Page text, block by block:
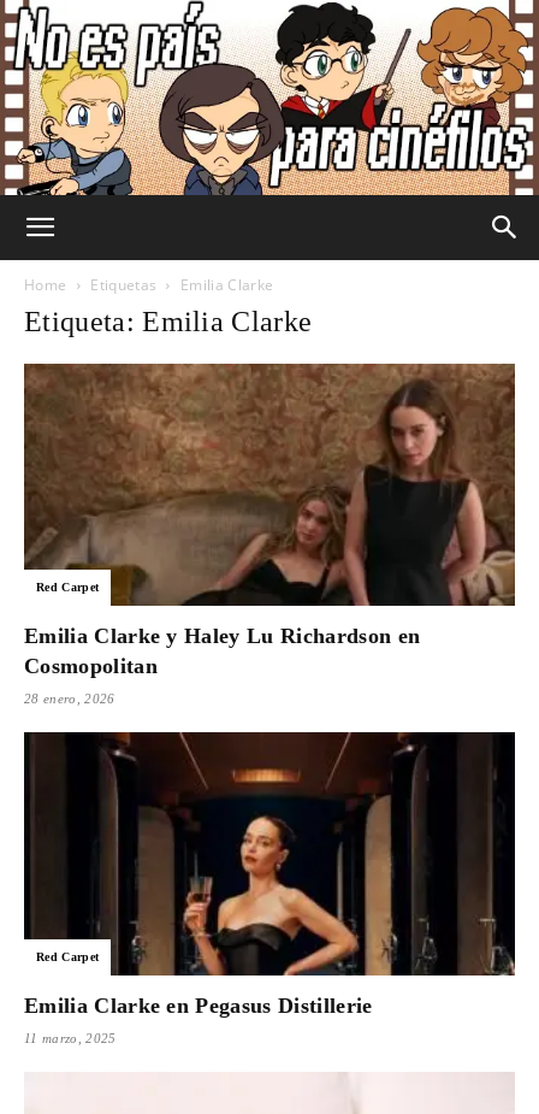
País
Para
Home Etiquetas Emilia Clarke
Etiqueta: Emilia Clarke
Red Carpet
Emilia Clarke y Haley Lu Richardson en
Cosmopolitan
28 enero, 2026
Red Carpet
Emilia Clarke en Pegasus Distillerie
11 marzo, 2025